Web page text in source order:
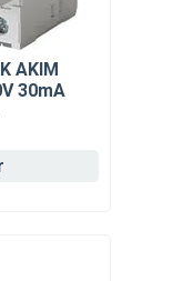
AKIM
30mA